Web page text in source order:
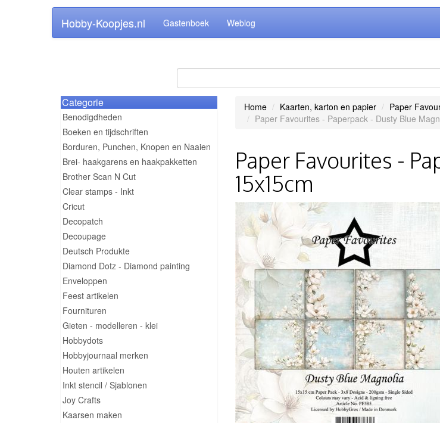
Hobby-Koopjes.nl Gastenboek Weblog
Categorie
Benodigdheden
Boeken en tijdschriften
Borduren, Punchen, Knopen en Naaien
Brei- haakgarens en haakpakketten
Brother Scan N Cut
Clear stamps - Inkt
Cricut
Decopatch
Decoupage
Deutsch Produkte
Diamond Dotz - Diamond painting
Enveloppen
Feest artikelen
Fournituren
Gieten - modelleren - klei
Hobbydots
Hobbyjournaal merken
Houten artikelen
Inkt stencil / Sjablonen
Joy Crafts
Kaarsen maken
Home Kaarten, karton en papier
Paper
Paper Favourites - Paperpack - Dusty Blue
Paper Favourites -
15x15cm